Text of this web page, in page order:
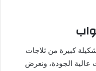
كبيرة من ثلاجات
عالية الجودة، ونعرض